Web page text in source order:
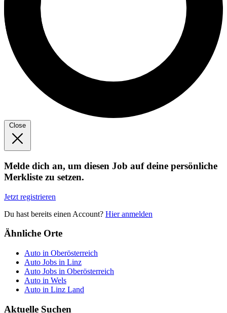
Close
Melde dich an, um diesen Job auf deine persönliche
Merkliste zu setzen.
Jetzt registrieren
Du hast bereits einen Account? Hier anmelden
Ähnliche Orte
Auto in Oberösterreich
Auto Jobs in Linz
Auto Jobs in Oberösterreich
Auto in Wels
Auto in Linz Land
Aktuelle Suchen